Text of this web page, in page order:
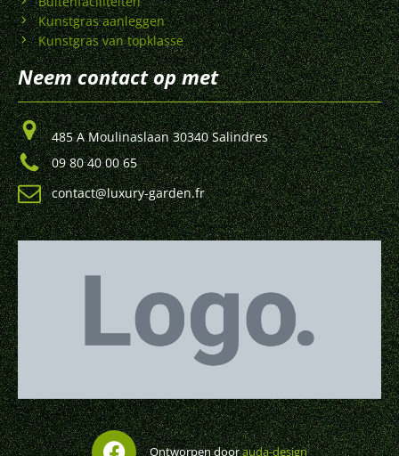
Kunstgras aanleggen
Kunstgras van topklasse
Neem contact op met
485 A Moulinaslaan 30340 Salindres
09 80 40 00 65
contact@luxury-garden.fr
Ontworpen doorauda-design